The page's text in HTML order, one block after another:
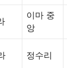
이마 중
앙
정수리